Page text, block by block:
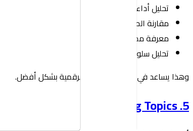
تحليل أداء المواقع
مقارنة المنافسين
معرفة مصادر الزيارات
تحليل سلوك المستخدمين
وهذا يساعد في فهم المنافسة الرقمية بشكل أفضل.
5. Exploding Topics